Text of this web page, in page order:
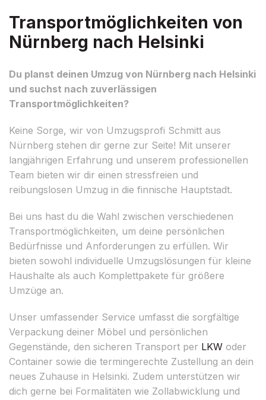
Transportmöglichkeiten von
Nürnberg nach Helsinki
Du planst deinen Umzug von Nürnberg nach Helsinki
und suchst nach zuverlässigen
Transportmöglichkeiten?
Keine Sorge, wir von Umzugsprofi Schmitt aus
Nürnberg stehen dir gerne zur Seite! Mit unserer
langjährigen Erfahrung und unserem professionellen
Team bieten wir dir einen stressfreien und
reibungslosen Umzug in die finnische Hauptstadt.
Bei uns hast du die Wahl zwischen verschiedenen
Transportmöglichkeiten, um deine persönlichen
Bedürfnisse und Anforderungen zu erfüllen. Wir
bieten sowohl individuelle Umzugslösungen für kleine
Haushalte als auch Komplettpakete für größere
Umzüge an.
Unser umfassender Service umfasst die sorgfältige
Verpackung deiner Möbel und persönlichen
Gegenstände, den sicheren Transport per LKW oder
Container sowie die termingerechte Zustellung an dein
neues Zuhause in Helsinki. Zudem unterstützen wir
dich gerne bei Formalitäten wie Zollabwicklung und